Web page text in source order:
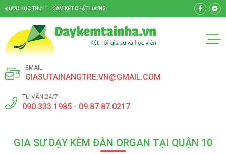
ĐƯỢC HỌC THỬ CAM KẾT CHẤT LƯỢNG
EMAIL
GIASUTAINANGTRE.VN@GMAIL.COM
TƯ VẤN 24/7
090.333.1985 - 09.87.87.0217
GIA SƯ DẠY KÈM ĐÀN ORGAN TẠI QUẬN 10